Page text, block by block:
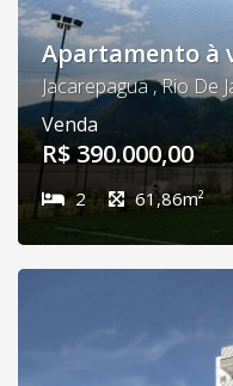
Apartamento à
Jacarepagua , Rio De
Venda
R$ 390.000,00
2 61,86m²